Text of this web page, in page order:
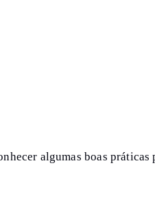
algumas boas práticas